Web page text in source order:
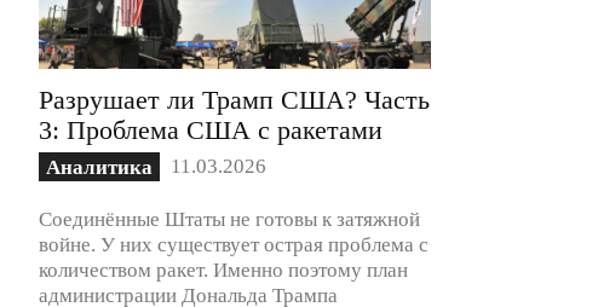
Разрушает ли Трамп США? Часть
3: Проблема США с ракетами
Аналитика 11.03.2026
Соединённые Штаты не готовы к затяжной
войне. У них существует острая проблема с
количеством ракет. Именно поэтому план
администрации Дональда Трампа